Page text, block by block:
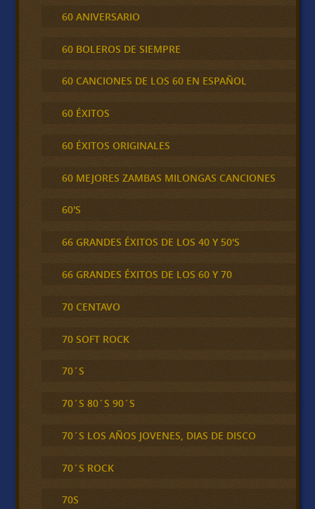
60 ANIVERSARIO
60 BOLEROS DE SIEMPRE
60 CANCIONES DE LOS 60 EN ESPAÑOL
60 ÉXITOS
60 ÉXITOS ORIGINALES
60 MEJORES ZAMBAS MILONGAS CANCIONES
60'S
66 GRANDES ÉXITOS DE LOS 40 Y 50'S
66 GRANDES ÉXITOS DE LOS 60 Y 70
70 CENTAVO
70 SOFT ROCK
70´S
70´S 80´S 90´S
70´S LOS AÑOS JOVENES, DIAS DE DISCO
70´S ROCK
70S